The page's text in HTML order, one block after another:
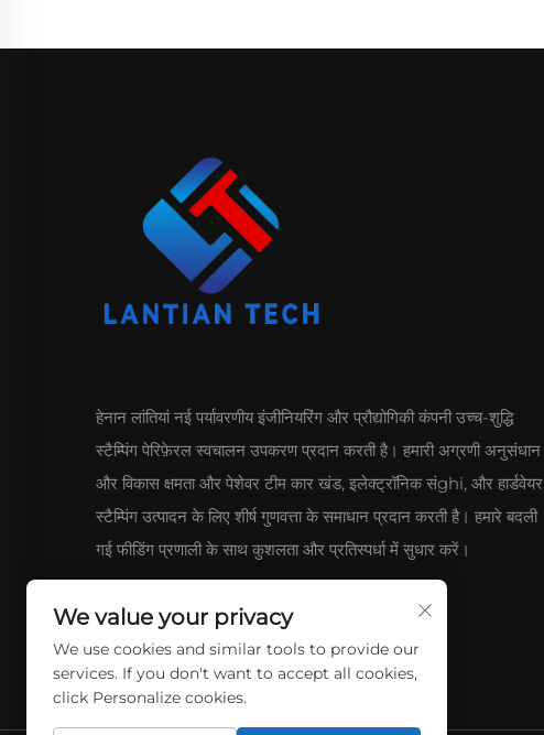
हेनान लांतियां नई पर्यावरणीय इंजीनियरिंग और प्रौद्योगिकी कंपनी उच्च-शुद्धि
स्टैम्पिंग पेरिफ़ेरल स्वचालन उपकरण प्रदान करती है। हमारी अग्रणी अनुसंधान
और विकास क्षमता और पेशेवर टीम कार खंड, इलेक्ट्रॉनिक संghi, और हार्डवेयर
स्टैम्पिंग उत्पादन के लिए शीर्ष गुणवत्ता के समाधान प्रदान करती है। हमारे बदली
गई फीडिंग प्रणाली के साथ कुशलता और प्रतिस्पर्धा में सुधार करें।
We value your privacy
We use cookies and similar tools to provide our
services. If you don't want to accept all cookies,
click Personalize cookies.